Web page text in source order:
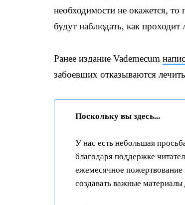
необходимости не окажется, то
будут наблюдать, как
Ранее издание Vademecum
забоевших отказываются
Поскольку вы здесь...
У нас есть небольшая
благодаря поддержке
ежемесячное пожертвование
создавать важные